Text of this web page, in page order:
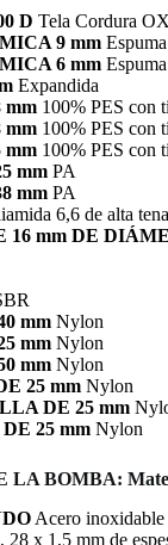
D Tela Cordura
9 mm
6 mm
Expandida
mm 100% PES con
mm 100% PES con
mm 100% PES con
mm PA
mm PA
6,6 de alta
16 mm DE
mm Nylon
mm Nylon
mm Nylon
25 mm Nylon
DE 25 mm
25 mm Nylon
LA BOMBA:
Acero inoxidable
x 1,5 mm de